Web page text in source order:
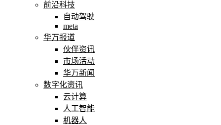
前沿科技
自动驾驶
meta
华万报道
伙伴资讯
市场活动
华万新闻
数字化资讯
云计算
人工智能
机器人